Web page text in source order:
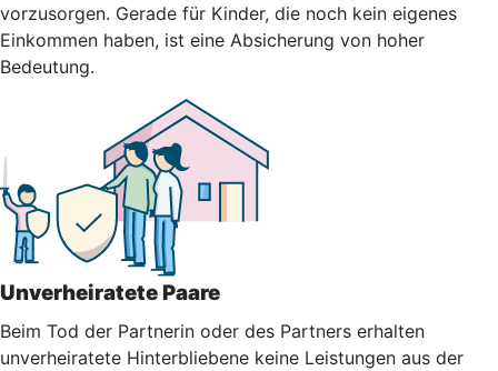
vorzusorgen. Gerade für Kinder, die noch kein eigenes
Einkommen haben, ist eine Absicherung von hoher
Bedeutung.
Unverheiratete Paare
Beim Tod der Partnerin oder des Partners erhalten
unverheiratete Hinterbliebene keine Leistungen aus der